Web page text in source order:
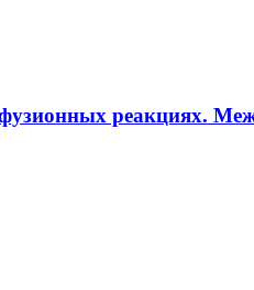
реакциях.